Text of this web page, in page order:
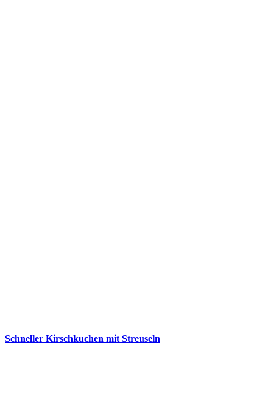
Schneller Kirschkuchen mit Streuseln